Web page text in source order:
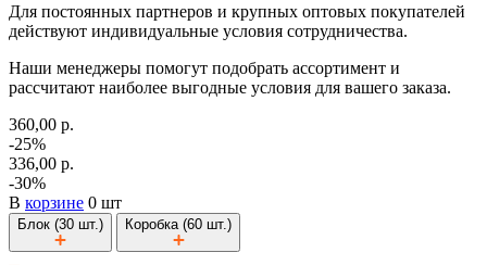
Для постоянных партнеров и крупных оптовых покупателей
действуют индивидуальные условия сотрудничества.
Наши менеджеры помогут подобрать ассортимент и
рассчитают наиболее выгодные условия для вашего заказа.
360,00 р.
-25%
336,00 р.
-30%
В корзине 0 шт
Блок (30 шт.) Коробка (60 шт.)